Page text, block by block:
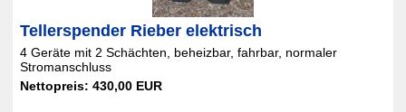
Tellerspender Rieber elektrisch
4 Geräte mit 2 Schächten, beheizbar, fahrbar, normaler
Stromanschluss
Nettopreis: 430,00 EUR